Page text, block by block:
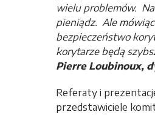
wielu problemów.
pieniądz. Ale
bezpieczeństwo
korytarze będą
Pierre Loubinoux,
Referaty i
przedstawiciele